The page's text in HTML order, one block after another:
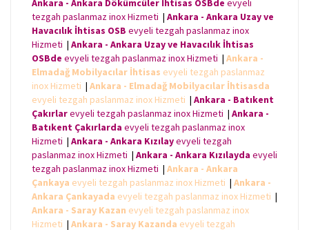
tezgah paslanmaz inox Hizmeti | Ankara - Ankara Uzay ve
Havacılık İhtisas OSB evyeli tezgah paslanmaz inox
Hizmeti | Ankara - Ankara Uzay ve Havacılık İhtisas
OSBde evyeli tezgah paslanmaz inox Hizmeti | Ankara -
Elmadağ Mobilyacılar İhtisas evyeli tezgah paslanmaz
inox Hizmeti | Ankara - Elmadağ Mobilyacılar İhtisasda
evyeli tezgah paslanmaz inox Hizmeti | Ankara - Batıkent
Çakırlarevyeli tezgah paslanmaz inox Hizmeti | Ankara -
Batıkent Çakırlarda evyeli tezgah paslanmaz inox
Hizmeti | Ankara - Ankara Kızılayevyeli tezgah
paslanmaz inox Hizmeti | Ankara - Ankara Kızılayda evyeli
tezgah paslanmaz inox Hizmeti | Ankara - Ankara
Çankaya evyeli tezgah paslanmaz inox Hizmeti | Ankara -
Ankara Çankayada evyeli tezgah paslanmaz inox Hizmeti |
Ankara - Saray Kazan evyeli tezgah paslanmaz inox
Hizmeti | Ankara - Saray Kazanda evyeli tezgah